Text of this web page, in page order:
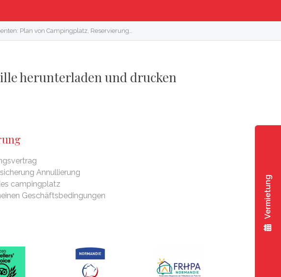
Vermietung
Plan von Campingplatz, Reservierung…
herunterladen und drucken
Annullierung
campingplatz
Geschäftsbedingungen